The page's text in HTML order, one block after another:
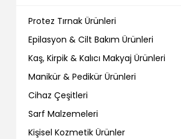
Protez Tırnak Ürünleri
Epilasyon & Cilt Bakım Ürünleri
Kaş, Kirpik & Kalıcı Makyaj Ürünleri
Manikür & Pedikür Ürünleri
Cihaz Çeşitleri
Sarf Malzemeleri
Kişisel Kozmetik Ürünler